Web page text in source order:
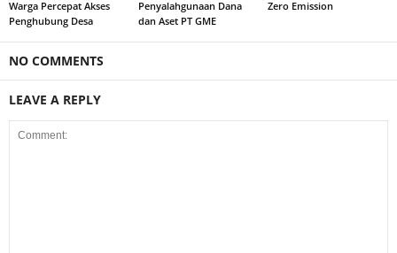
Warga Percepat Akses
Penghubung Desa
Penyalahgunaan Dana
dan Aset PT GME
Zero Emission
NO COMMENTS
LEAVE A REPLY